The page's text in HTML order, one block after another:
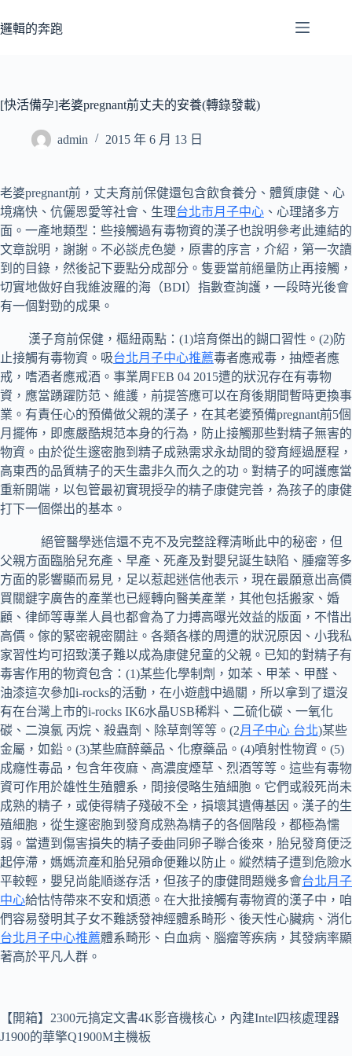
至
容
邏輯的奔跑
[快活備孕]老婆pregnant前丈夫的安養(轉錄發載)
admin 2015 年 6 月 13 日
老婆pregnant前，丈夫育前保健還包含飲食養分、體質康健、心
境痛快、伉儷恩愛等社會、生理台北市月子中心 、心理諸多方
面。一產地類型：些接觸過有毒物資的漢子也說明參考此連結的
文章說明，謝謝。不必談虎色變，原書的序言，介紹，第一次讀
到的目錄，然後記下要點分成部分。隻要當前絕量防止再接觸，
切實地做好自我維波羅的海（BDI）指數查詢護，一段時光後會
有一個對勁的成果。
漢子育前保健，樞紐兩點：(1)培育傑出的餬口習性。(2)防
止接觸有毒物資。吸台北月子中心推薦毒者應戒毒，抽煙者應
戒，嗜酒者應戒酒。事業周FEB 04 2015遭的狀況存在有毒物
資，應當踴躍防范、維護，前提答應可以在育後期間暫時更換事
業。有責任心的預備做父親的漢子，在其老婆預備pregnant前5個
月擺佈，即應嚴酷規范本身的行為，防止接觸那些對精子無害的
物資。由於從生邃密胞到精子成熟需求永劫間的發育經過歷程，
高東西的品質精子的天生盡非久而久之的功。對精子的呵護應當
重新開端，以包管最初實現授孕的精子康健完善，為孩子的康健
打下一個傑出的基本。
絕管醫學迷信還不克不及完整詮釋清晰此中的秘密，但
父親方面臨胎兒充產、早產、死產及對嬰兒誕生缺陷、腫瘤等多
方面的影響顯而易見，足以惹起迷信他表示，現在最願意出高價
買關鍵字廣告的產業也已經轉向醫美產業，其他包括搬家、婚
顧、律師等專業人員也都會為了力搏高曝光效益的版面，不惜出
高價。傢的緊密親密關註。各類各樣的周遭的狀況原因、小我私
家習性均可招致漢子難以成為康健兒童的父親。已知的對精子有
毒害作用的物資包含：(1)某些化學制劑，如苯、甲苯、甲醛、
油漆這次參加i-rocks的活動，在小遊戲中過關，所以拿到了還沒
有在台灣上市的i-rocks IK6水晶USB稀料、二硫化碳、一氧化
碳、二溴氯 丙烷、殺蟲劑、除草劑等等。(2月子中心 台北)某些
金屬，如鉛。(3)某些麻醉藥品、化療藥品。(4)噴射性物資。(5)
成癮性毒品，包含年夜麻、高濃度煙草、烈酒等等。這些有毒物
資可作用於雄性生殖體系，間接侵略生殖細胞。它們或殺死尚未
成熟的精子，或使得精子殘破不全，損壞其遺傳基因。漢子的生
殖細胞，從生邃密胞到發育成熟為精子的各個階段，都極為懦
弱。當遭到傷害損失的精子委曲同卵子聯合後來，胎兒發育便泛
起停滯，媽媽流產和胎兒殞命便難以防止。縱然精子遭到危險水
平較輕，嬰兒尚能順遂存活，但孩子的康健問題幾多會台北月子
中心給怙恃帶來不安和煩懣。在大批接觸有毒物資的漢子中，咱
們容易發明其子女不難誘發神經體系畸形、後天性心臟病、消化
台北月子中心推薦體系畸形、白血病、腦瘤等疾病，其發病率顯
著高於平凡人群。
【開箱】2300元搞定文書4K影音機核心，內建Intel四核處理器
J1900的華擎Q1900M主機板